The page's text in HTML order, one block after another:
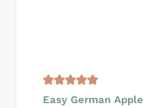
Easy German Apple